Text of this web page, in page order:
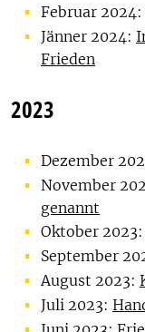
Februar 2024:
Jänner 2024:
Frieden
2023
Dezember
November
genannt
Oktober 2023:
September
August 2023:
Juli 2023: